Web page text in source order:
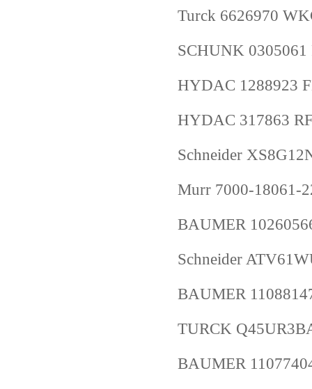
Turck 6626970
SCHUNK
HYDAC 1288923
HYDAC 317863
Schneider
Murr 7000-18061-
BAUMER
Schneider
BAUMER
TURCK
BAUMER